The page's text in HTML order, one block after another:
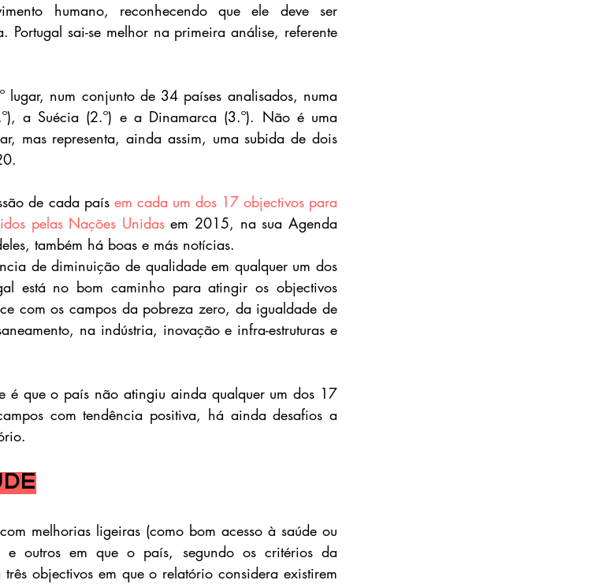
humano, reconhecendo que ele deve ser
Portugal sai-se melhor na primeira análise, referente
num conjunto de 34 países analisados, numa
a Suécia (2.º) e a Dinamarca (3.º). Não é uma
mas representa, ainda assim, uma subida de dois
de cada país em cada um dos 17 objectivos para
pelas Nações Unidas em 2015, na sua Agenda
também há boas e más notícias.
de diminuição de qualidade em qualquer um dos
está no bom caminho para atingir os objectivos
com os campos da pobreza zero, da igualdade de
na indústria, inovação e infra-estruturas e
é que o país não atingiu ainda qualquer um dos 17
com tendência positiva, há ainda desafios a
melhorias ligeiras (como bom acesso à saúde ou
e outros em que o país, segundo os critérios da
objectivos em que o relatório considera existirem